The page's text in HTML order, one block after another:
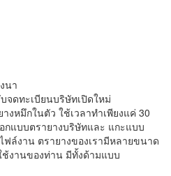
นา
จดทะเบียนบริษัทเปิดใหม่
งหมึกในตัว ใช้เวลาทำเพียงแค่ 30
กแบบตรายางบริษัทและ แกะแบบ
ล์งาน ตรายางของเรามีหลายขนาด
ช้งานของท่าน มีทั้งด้ามแบบ